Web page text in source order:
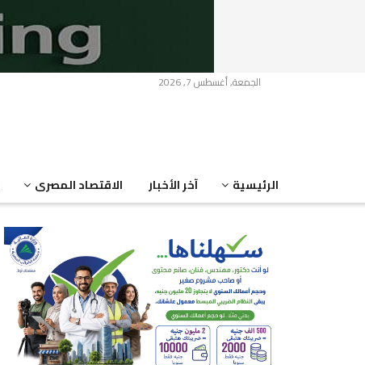
الجمعة, أغسطس 7, 2026
الرئيسية آخر الأخبار الاقتصاد المصرى